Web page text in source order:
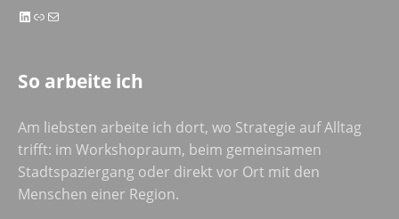
LinkedIn
LinkE-Mail
So arbeite ich
Am liebsten arbeite ich dort, wo Strategie auf Alltag
trifft: im Workshopraum, beim gemeinsamen
Stadtspaziergang oder direkt vor Ort mit den
Menschen einer Region.